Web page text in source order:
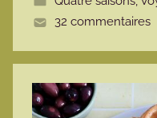
32 commentaires